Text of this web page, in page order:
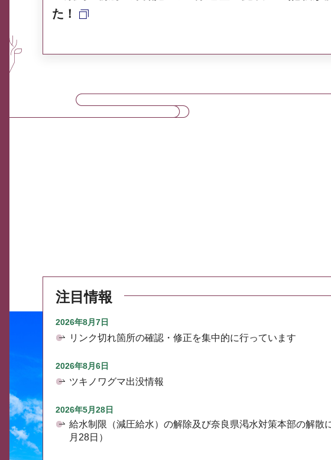
た！
注目情報
2026年8月7日
リンク切れ箇所の確認・修正を集中的に行っています
2026年8月6日
ツキノワグマ出没情報
2026年5月28日
給水制限（減圧給水）の解除及び奈良県渇水対策本部の解散
月28日）